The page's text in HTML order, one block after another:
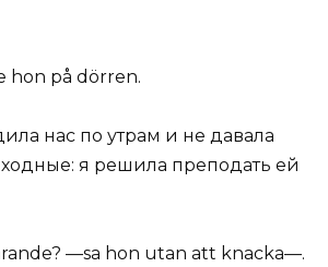
hon på dörren.
—sa hon utan att knacka—.